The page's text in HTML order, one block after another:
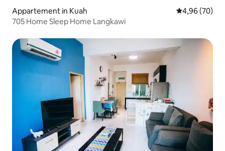
Appartement in Kuah Gemiddelde
4,96 (70)
705 Home Sleep Home Langkawi